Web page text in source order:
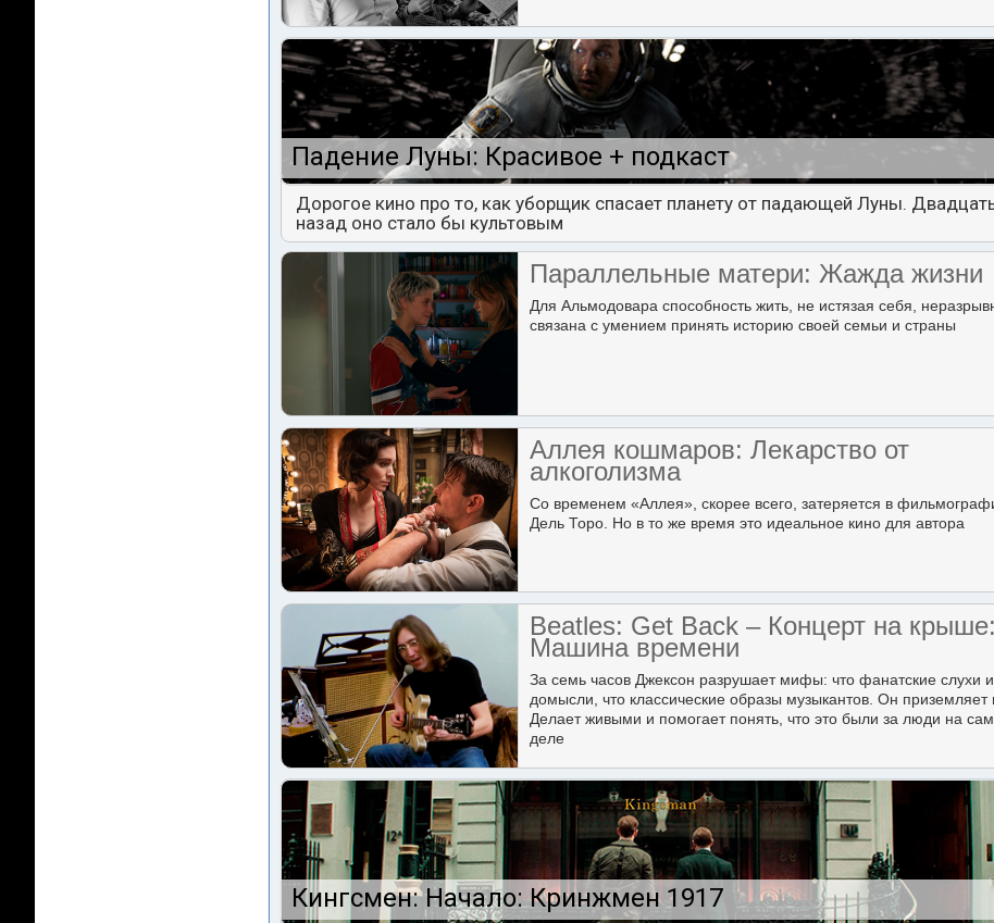
Падение Луны: Красивое + подкаст
Дорогое кино про то, как уборщик спасает планету от падающей Луны.
назад оно стало бы культовым
Параллельные матери: Жажда жизни
Для Альмодовара способность жить, не истязая себя,
связана с умением принять историю своей семьи и страны
Аллея кошмаров: Лекарство от
алкоголизма
Со временем «Аллея», скорее всего, затеряется в
Дель Торо. Но в то же время это идеальное кино для автора
Beatles: Get Back – Концерт на крыше:
Машина времени
За семь часов Джексон разрушает мифы: что фанатские слухи и
домысли, что классические образы музыкантов. Он приземляет
Делает живыми и помогает понять, что это были за люди на
деле
Кингсмен: Начало: Кринжмен 1917